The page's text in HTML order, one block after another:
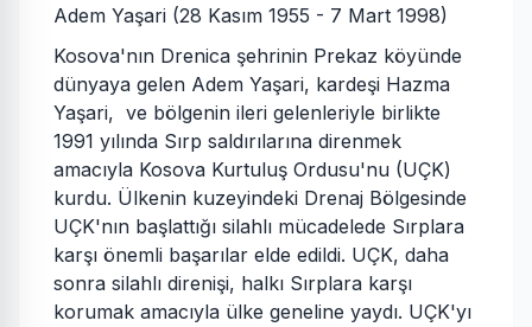
Adem Yaşari (28 Kasım 1955 - 7 Mart 1998)
Kosova'nın Drenica şehrinin Prekaz köyünde
dünyaya gelen Adem Yaşari, kardeşi Hazma
Yaşari, ve bölgenin ileri gelenleriyle birlikte
1991 yılında Sırp saldırılarına direnmek
amacıyla Kosova Kurtuluş Ordusu'nu (UÇK)
kurdu. Ülkenin kuzeyindeki Drenaj Bölgesinde
UÇK'nın başlattığı silahlı mücadelede Sırplara
karşı önemli başarılar elde edildi. UÇK, daha
sonra silahlı direnişi, halkı Sırplara karşı
korumak amacıyla ülke geneline yaydı. UÇK'yı